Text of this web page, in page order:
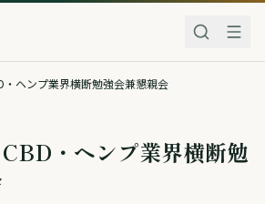
・ヘンプ業界横断勉強会兼懇親会
CBD・ヘンプ業界横断勉